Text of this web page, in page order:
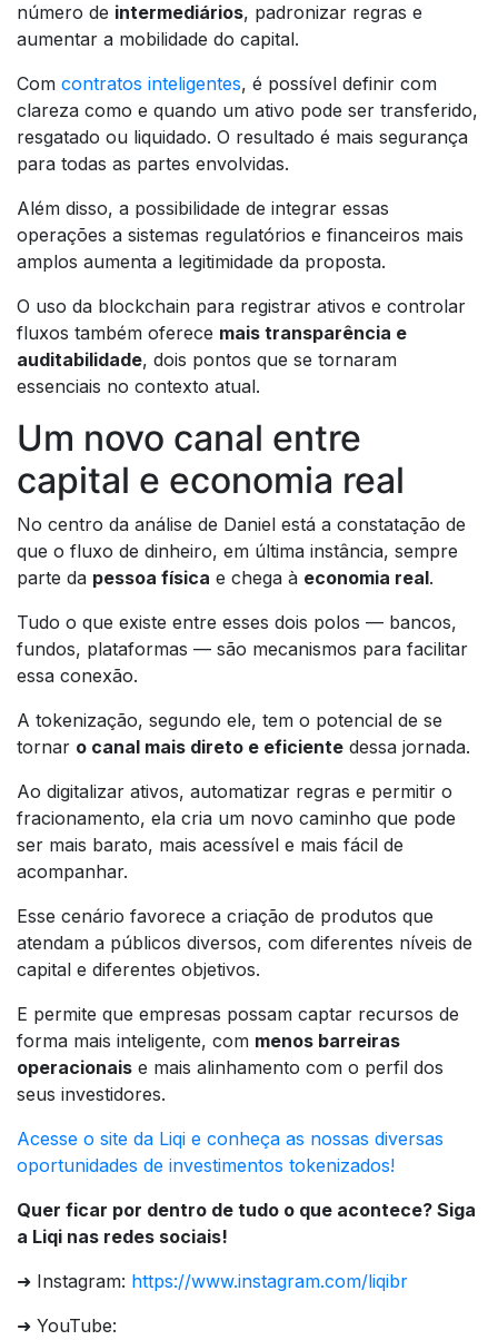
número de intermediários, padronizar regras e
aumentar a mobilidade do capital.
Com contratos inteligentes, é possível definir com
clareza como e quando um ativo pode ser transferido,
resgatado ou liquidado. O resultado é mais segurança
para todas as partes envolvidas.
Além disso, a possibilidade de integrar essas
operações a sistemas regulatórios e financeiros mais
amplos aumenta a legitimidade da proposta.
O uso da blockchain para registrar ativos e controlar
fluxos também oferece mais transparência e
auditabilidade, dois pontos que se tornaram
essenciais no contexto atual.
Um novo canal entre
capital e economia real
No centro da análise de Daniel está a constatação de
que o fluxo de dinheiro, em última instância, sempre
parte da pessoa física e chega à economia real.
Tudo o que existe entre esses dois polos — bancos,
fundos, plataformas — são mecanismos para facilitar
essa conexão.
A tokenização, segundo ele, tem o potencial de se
tornar o canal mais direto e eficiente dessa jornada.
Ao digitalizar ativos, automatizar regras e permitir o
fracionamento, ela cria um novo caminho que pode
ser mais barato, mais acessível e mais fácil de
acompanhar.
Esse cenário favorece a criação de produtos que
atendam a públicos diversos, com diferentes níveis de
capital e diferentes objetivos.
E permite que empresas possam captar recursos de
forma mais inteligente, com menos barreiras
operacionais e mais alinhamento com o perfil dos
seus investidores.
Acesse o site da Liqi e conheça as nossas diversas
oportunidades de investimentos tokenizados!
Quer ficar por dentro de tudo o que acontece? Siga
a Liqi nas redes sociais!
➜ Instagram: https://www.instagram.com/liqibr
➜ YouTube: